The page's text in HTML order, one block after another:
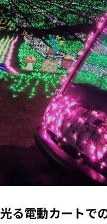
光る電動カート